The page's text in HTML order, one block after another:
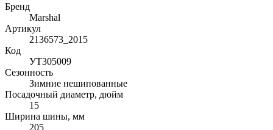
Бренд
Marshal
Артикул
2136573_2015
Код
УТ305009
Сезонность
Зимние нешипованные
Посадочный диаметр, дюйм
15
Ширина шины, мм
205